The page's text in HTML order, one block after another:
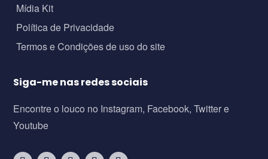
Mídia Kit
Política de Privacidade
Termos e Condições de uso do site
Siga-me nas redes sociais
Encontre o louco no Instagram, Facebook, Twitter e
Youtube